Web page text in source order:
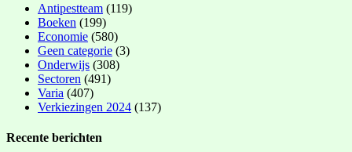
Antipestteam (119)
Boeken (199)
Economie (580)
Geen categorie (3)
Onderwijs (308)
Sectoren (491)
Varia (407)
Verkiezingen 2024 (137)
Recente berichten